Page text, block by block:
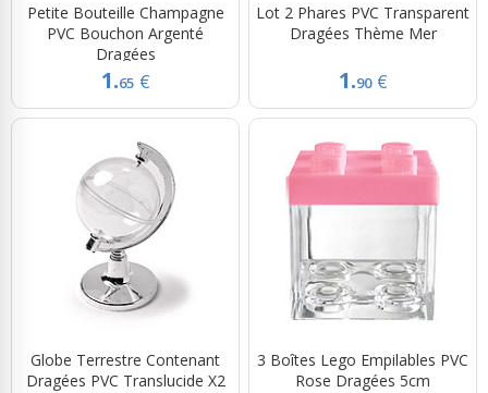
Petite Bouteille Champagne
PVC Bouchon Argenté
Dragées
1.65 €
Lot 2 Phares PVC Transparent
Dragées Thème Mer
1.90 €
Globe Terrestre Contenant
Dragées PVC Translucide X2
3 Boîtes Lego Empilables PVC
Rose Dragées 5cm